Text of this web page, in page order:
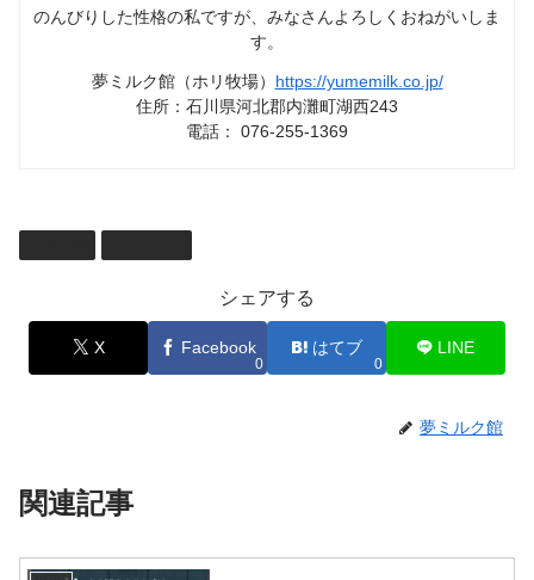
のんびりした性格の私ですが、みなさんよろしくおねがいしま
す。
夢ミルク館（ホリ牧場） https://yumemilk.co.jp/
住所：石川県河北郡内灘町湖西243
電話： 076-255-1369
シェアする
X Facebook
0
はてブ
0
LINE
夢ミルク館
関連記事